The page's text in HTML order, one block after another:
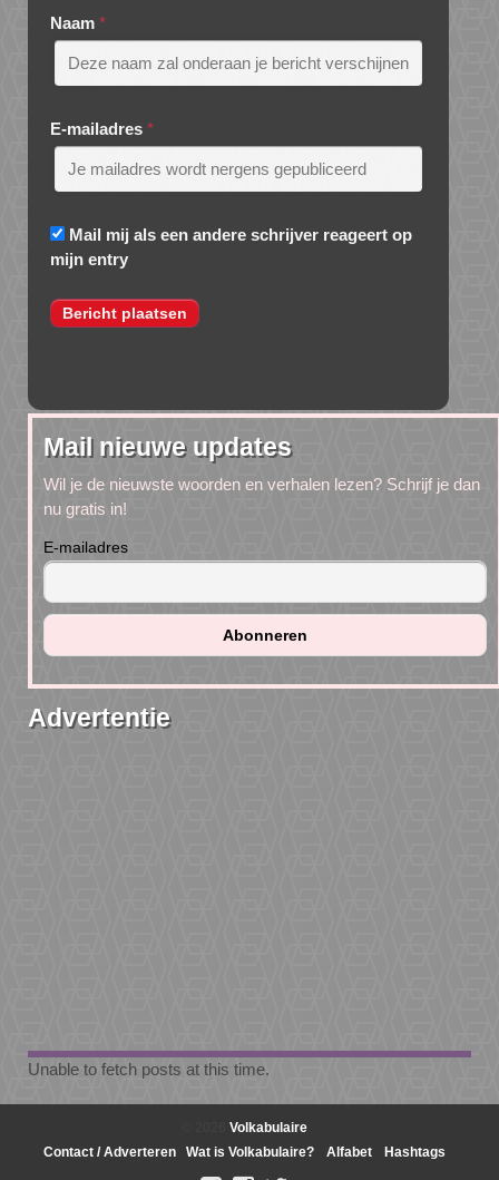
Naam *
E-mailadres *
Mail mij als een andere schrijver reageert op
mijn entry
Mail nieuwe updates
Wil je de nieuwste woorden en verhalen lezen? Schrijf je dan
nu gratis in!
E-mailadres
Advertentie
Unable to fetch posts at this time.
Volkabulaire
Contact / Adverteren
Wat is Volkabulaire? Alfabet Hashtags